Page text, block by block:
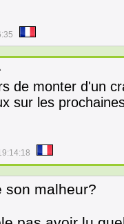
de monter d'un
sur les
son malheur?